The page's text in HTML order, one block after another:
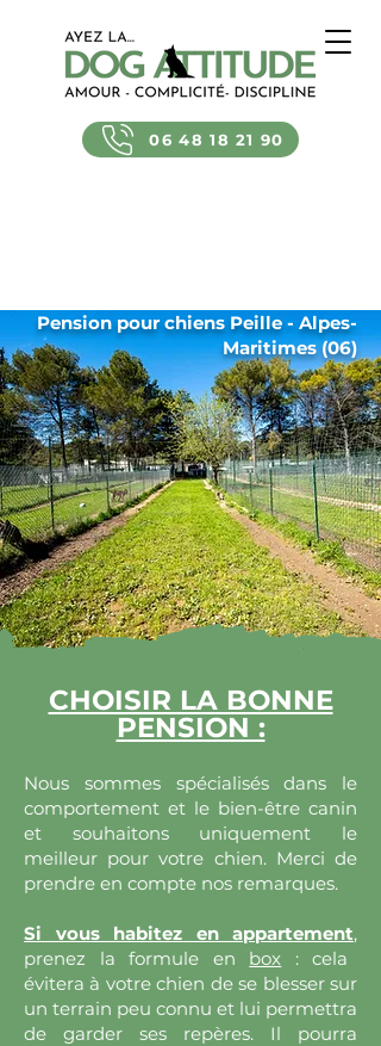
06 48 18 21 90
Pension pour chiens Peille - Alpes-
Maritimes (06)
CHOISIR LA BONNE
PENSION :
Nous sommes spécialisés dans le
comportement et le bien-être canin
et souhaitons uniquement le
meilleur pour votre chien. Merci de
prendre en compte nos remarques.
Si vous habitez en appartement,
prenez la formule en box : cela
évitera à votre chien de se blesser sur
un terrain peu connu et lui permettra
de garder ses repères. Il pourra